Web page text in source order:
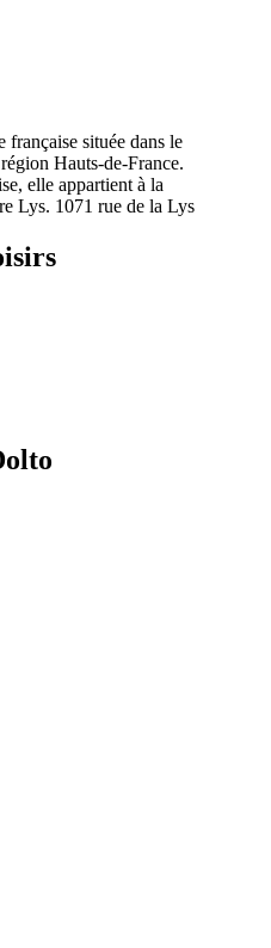
française située dans le
Hauts-de-France.
elle appartient à la
Lys. 1071 rue de la Lys